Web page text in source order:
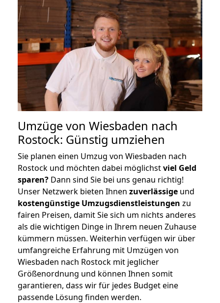
Umzüge von Wiesbaden nach
Rostock: Günstig umziehen
Sie planen einen Umzug von Wiesbaden nach
Rostock und möchten dabei möglichstviel Geld
sparen? Dann sind Sie bei uns genau richtig!
Unser Netzwerk bieten Ihnen zuverlässige und
kostengünstige Umzugsdienstleistungen zu
fairen Preisen, damit Sie sich um nichts anderes
als die wichtigen Dinge in Ihrem neuen Zuhause
kümmern müssen. Weiterhin verfügen wir über
umfangreiche Erfahrung mit Umzügen von
Wiesbaden nach Rostock mit jeglicher
Größenordnung und können Ihnen somit
garantieren, dass wir für jedes Budget eine
passende Lösung finden werden.